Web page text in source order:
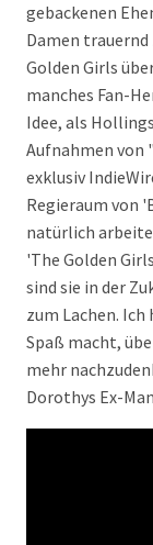
gebackenen
Damen
Golden Girls
manches Fan-
Idee, als
Aufnahmen von
exklusiv
Regieraum von
natürlich arbeite
'The Golden
sind sie in der
zum Lachen.
Spaß macht,
mehr
Dorothys Ex-